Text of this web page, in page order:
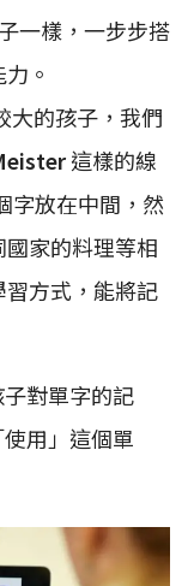
一樣，一步步搭
。
大的孩子，我們
這樣的線
字放在中間，然
家的料理等相
方式，能將記
對單字的記
用」這個單